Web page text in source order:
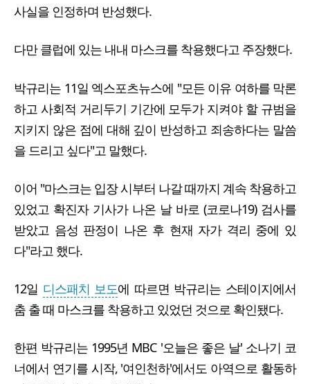
사실을 인정하며 반성했다.
다만 클럽에 있는 내내 마스크를 착용했다고 주장했다.
박규리는 11일 엑스포츠뉴스에 "모든 이유 여하를 막론
하고 사회적 거리두기 기간에 모두가 지켜야 할 규범을
지키지 않은 점에 대해 깊이 반성하고 죄송하다는 말씀
을 드리고 싶다"고 말했다.
이어 "마스크는 입장 시부터 나갈 때까지 계속 착용하고
있었고 확진자 기사가 나온 날 바로 (코로나19) 검사를
받았고 음성 판정이 나온 후 현재 자가 격리 중에 있
다"라고 했다.
12일 디스패치 보도에 따르면 박규리는 스테이지에서
춤 출 때 마스크를 착용하고 있었던 것으로 확인됐다.
한편 박규리는 1995년 MBC '오늘은 좋은 날' 소나기 코
너에서 연기를 시작, '여인천하'에서도 아역으로 활동하